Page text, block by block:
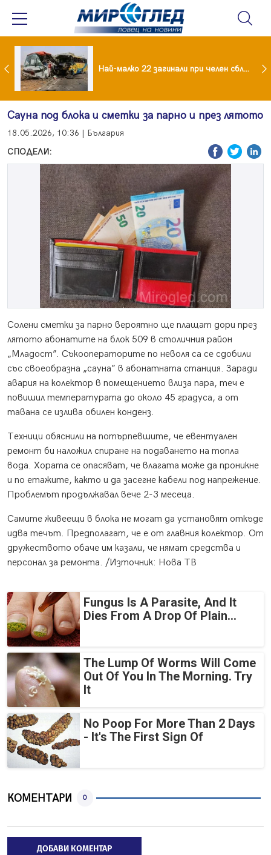
споразумение със САЩ , но без компромиси Най-малко 22 загинали при челен сблъсък между два автобуса
Сауна под блока и сметки за парно и през лятото
18.05.2026, 10:36 | България
СПОДЕЛИ:
Солени сметки за парно вероятно ще плащат дори през
лятото абонатите на блок 509 в столичния район
„Младост”. Съкооператорите по неволя са се сдобили
със своеобразна „сауна” в абонатната станция. Заради
авария на колектор в помещението влиза пара, теч е
повишил температурата до около 45 градуса, а от
тавана се излива обилен конденз.
Техници обяснили на потърпевшите, че евентуален
ремонт би наложил спиране на подаването на топла
вода. Хората се опасяват, че влагата може да проникне
и по етажите, както и да засегне кабели под напрежение.
Проблемът продължавал вече 2-3 месеца.
Самите живеещи в блока не могат да установят откъде
идва течът. Предполагат, че е от главния колектор. От
дружеството обаче им казали, че нямат средства и
персонал за ремонта. /Източник: Нова ТВ
Fungus Is A Parasite, And It
Dies From A Drop Of Plain...
The Lump Of Worms Will Come
Out Of You In The Morning. Try
It
No Poop For More Than 2 Days
- It's The First Sign Of
КОМЕНТАРИ 0
ДОБАВИ КОМЕНТАР